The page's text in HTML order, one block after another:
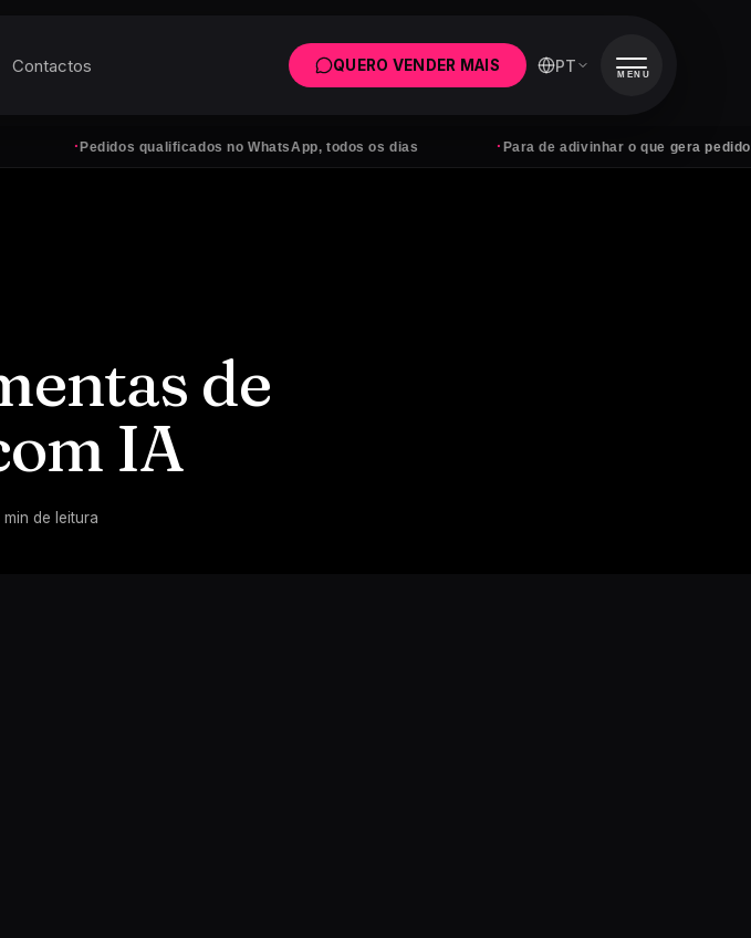
Pedidos qualificados no WhatsApp, todos os dias Para de adivinhar o que gera pedidos
Contactos QUERO VENDER MAIS PT MENU
de
IA
min de leitura